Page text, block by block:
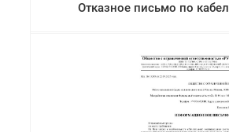
Отказное письмо по